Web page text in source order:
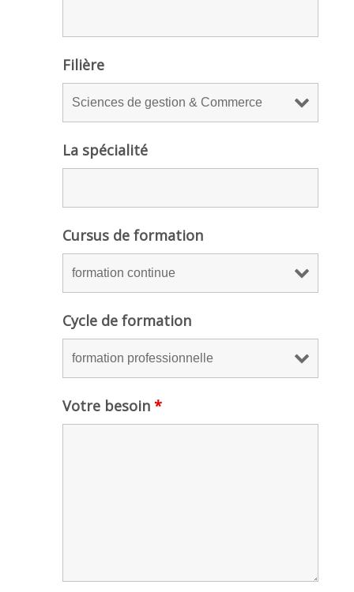
Filière
La spécialité
Cursus de formation
Cycle de formation
Votre besoin *